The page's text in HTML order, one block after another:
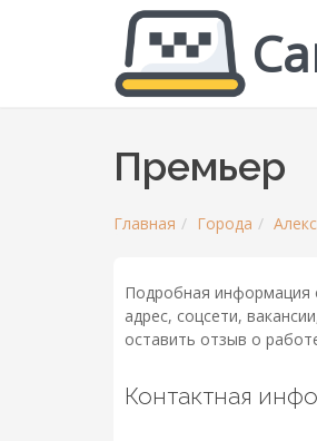
Премьер
Главная Города
Подробная информация
адрес, соцсети,
оставить отзыв о
Контактная